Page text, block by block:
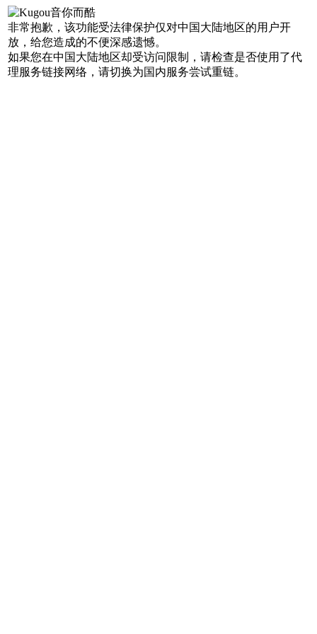
非常抱歉，该功能受法律保护仅对中国大陆地区的用户开
放，给您造成的不便深感遗憾。
如果您在中国大陆地区却受访问限制，请检查是否使用了代
理服务链接网络，请切换为国内服务尝试重链。